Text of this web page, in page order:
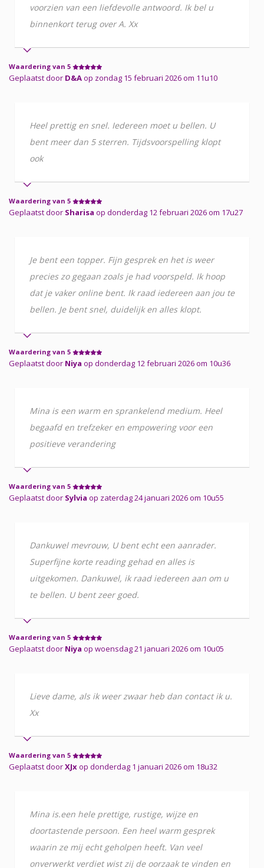
voorzien van een liefdevolle antwoord. Ik bel u
binnenkort terug over A. Xx
Waardering van 5
Geplaatst door D&Aop zondag 15 februari 2026 om 11u10
Heel prettig en snel. Iedereen moet u bellen. U
bent meer dan 5 sterren. Tijdsvoorspelling klopt
ook
Waardering van 5
Geplaatst door Sharisa op donderdag 12 februari 2026 om 17u27
Je bent een topper. Fijn gesprek en het is weer
precies zo gegaan zoals je had voorspeld. Ik hoop
dat je vaker online bent. Ik raad iedereen aan jou te
bellen. Je bent snel, duidelijk en alles klopt.
Waardering van 5
Geplaatst door Niya op donderdag 12 februari 2026 om 10u36
Mina is een warm en sprankelend medium. Heel
begaafd en trefzeker en empowering voor een
positieve verandering
Waardering van 5
Geplaatst door Sylvia op zaterdag 24 januari 2026 om 10u55
Dankuwel mevrouw, U bent echt een aanrader.
Superfijne korte reading gehad en alles is
uitgekomen. Dankuwel, ik raad iedereen aan om u
te bellen. U bent zeer goed.
Waardering van 5
Geplaatst door Niya op woensdag 21 januari 2026 om 10u05
Lieve dame, als ik weer zwaar heb dan contact ik u.
Xx
Waardering van 5
Geplaatst doorXJxop donderdag 1 januari 2026 om 18u32
Mina is.een hele prettige, rustige, wijze en
doortastende persoon. Een heel warm gesprek
waarin ze mij echt geholpen heeft. Van veel
onverwerkt verdiet wist zij de oorzaak te vinden en